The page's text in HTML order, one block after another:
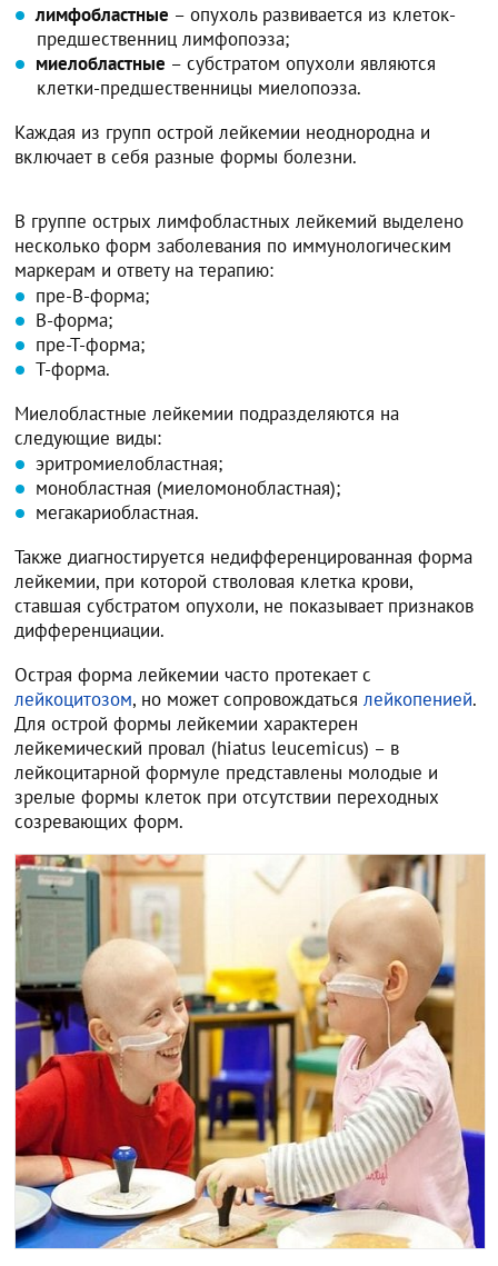
лимфобластные – опухоль развивается из клеток-
предшественниц лимфопоэза;
миелобластные – субстратом опухоли являются
клетки-предшественницы миелопоэза.
Каждая из групп острой лейкемии неоднородна и
включает в себя разные формы болезни.
В группе острых лимфобластных лейкемий выделено
несколько форм заболевания по иммунологическим
маркерам и ответу на терапию:
пре-В-форма;
В-форма;
пре-Т-форма;
Т-форма.
Миелобластные лейкемии подразделяются на
следующие виды:
эритромиелобластная;
монобластная (миеломонобластная);
мегакариобластная.
Также диагностируется недифференцированная форма
лейкемии, при которой стволовая клетка крови,
ставшая субстратом опухоли, не показывает признаков
дифференциации.
Острая форма лейкемии часто протекает с
лейкоцитозом, но может сопровождатьсялейкопенией.
Для острой формы лейкемии характерен
лейкемический провал (hiatus leucemicus) – в
лейкоцитарной формуле представлены молодые и
зрелые формы клеток при отсутствии переходных
созревающих форм.